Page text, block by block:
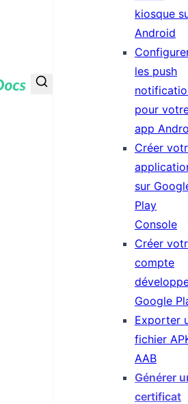
kiosque
Android
les push
pour
app
Créer
sur
Play
Console
Créer
compte
Google
Exporter
fichier
AAB
Générer
certificat